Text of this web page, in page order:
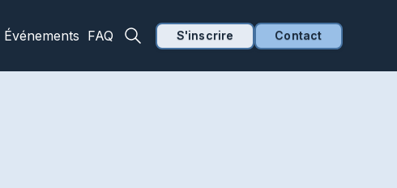
Événements FAQ S'inscrire Contact